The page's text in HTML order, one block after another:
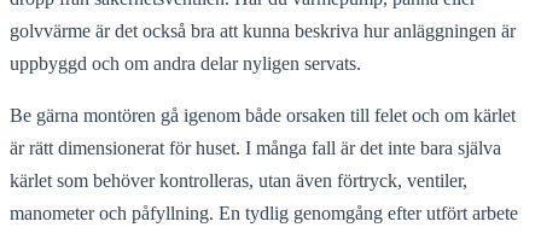
golvvärme är det också bra att kunna beskriva hur anläggningen är
uppbyggd och om andra delar nyligen servats.
Be gärna montören gå igenom både orsaken till felet och om kärlet
är rätt dimensionerat för huset. I många fall är det inte bara själva
kärlet som behöver kontrolleras, utan även förtryck, ventiler,
manometer och påfyllning. En tydlig genomgång efter utfört arbete